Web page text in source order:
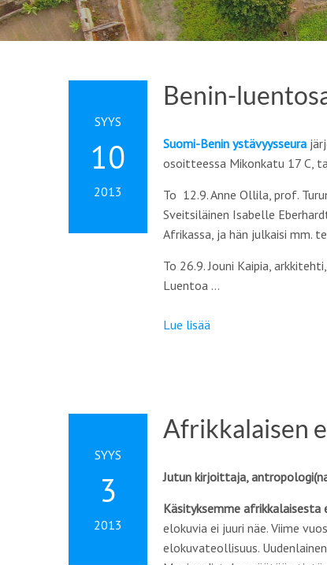
SYYS
10
2013
Benin-
Suomi-Benin ystävyysseura
osoitteessa Mikonkatu 17 C,
To 12.9. Anne Ollila, prof.
Sveitsiläinen Isabelle
Afrikassa, ja hän julkaisi mm.
To 26.9. Jouni Kaipia,
Luentoa …
Lue lisää
SYYS
3
2013
Afrikkalaisen
Jutun kirjoittaja,
Käsityksemme afrikkalaisesta
elokuvia ei juuri näe. Viime
elokuvateollisuus.